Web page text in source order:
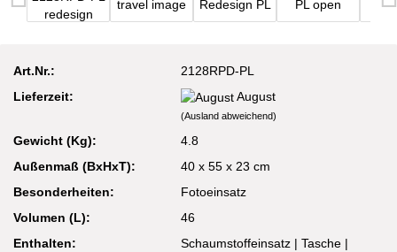
Art.Nr.:
2128RPD-PL
Lieferzeit:
August
(Ausland abweichend)
Gewicht (Kg):
4.8
Außenmaß (BxHxT):
40 x 55 x 23 cm
Besonderheiten:
Fotoeinsatz
Volumen (L):
46
Enthalten:
Schaumstoffeinsatz | Tasche |